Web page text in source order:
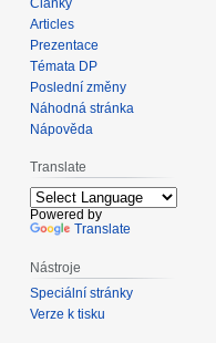
Articles
Prezentace
Témata DP
Poslední změny
Náhodná stránka
Nápověda
Translate
Powered by
Translate
Nástroje
Speciální stránky
Verze k tisku